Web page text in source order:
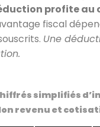
profite au
fiscal
Une
simplifiés
revenu et